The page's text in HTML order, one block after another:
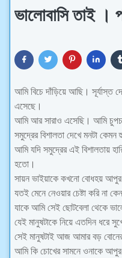
ভালোবাসি তাই ।
আমি বিচে দাঁড়িয়ে আছি। সূর্যাস্ত
এসেছে।
আমি আর সারাও এসেছি। আমি
সমুদ্রের বিশালতা দেখে মনটা
আমি যদি সমুদ্রের এই বিশালতায়
হতো।
সায়ন ভাইয়াকে কখনো বোধহয় আপুর
যতই মেনে নেওয়ার চেষ্টা করি না
যাকে আমি সেই ছোটবেলা থেকে
যেই মানুষটাকে নিয়ে এতদিন ধরে
সেই মানুষটাই আজ আমার বড়
আমি কি চোখের সামনে ওনাকে আপুর